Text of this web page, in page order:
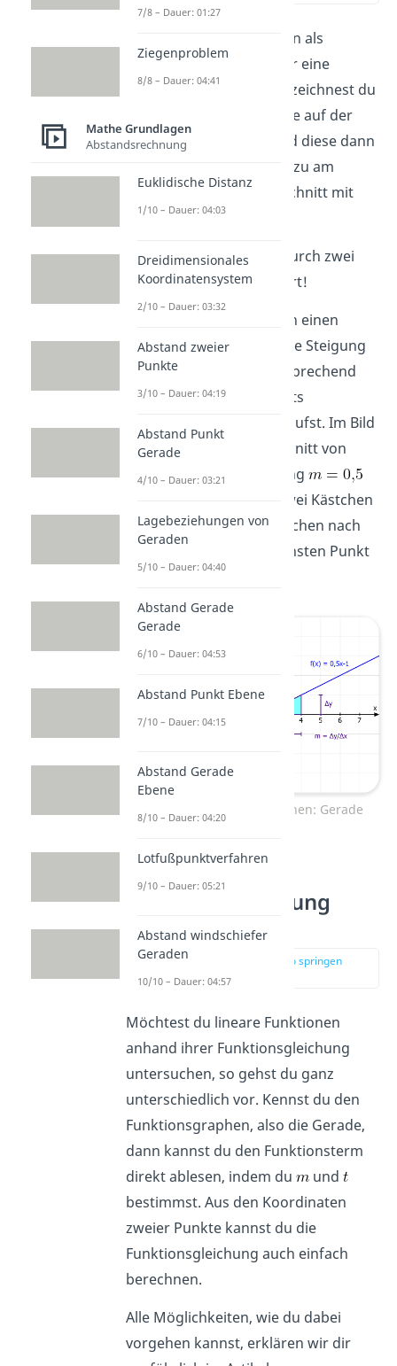
Lineare Funktionen haben als
Funktionsgraphen immer eine
Gerade. Am einfachsten zeichnest du
sie, indem du zwei Punkte auf der
Geraden berechnest, und diese dann
verbindest. Verwende dazu am
besten den y-Achsenabschnitt mit
den Koordinaten
Merke:Eine Gerade ist durch zwei
Punkte eindeutig definiert!
Alternativ kannst du auch einen
Punkt wählen und hier die Steigung
abtragen, indem du entsprechend
viele Kästchen nach rechts
beziehungsweise oben läufst. Im Bild
bei einem y-Achsenabschnitt von
und einer Steigung
bedeutet das, dass du zwei Kästchen
nach rechts und ein Kästchen nach
oben gehst, um den nächsten Punkt
zu erhalten.
Lineare Funktionen zeichnen: Gerade
Lineare
Funktionsgleichung
bestimmen
zur Stelle im Video springen
(03:02)
Möchtest du lineare Funktionen
anhand ihrer Funktionsgleichung
untersuchen, so gehst du ganz
unterschiedlich vor. Kennst du den
Funktionsgraphen, also die Gerade,
dann kannst du den Funktionsterm
direkt ablesen, indem du
und
bestimmst. Aus den Koordinaten
zweier Punkte kannst du die
Funktionsgleichung auch einfach
berechnen.
Alle Möglichkeiten, wie du dabei
vorgehen kannst, erklären wir dir
7/8 – Dauer: 01:27
Ziegenproblem
8/8 – Dauer: 04:41
Mathe Grundlagen
Abstandsrechnung
Euklidische Distanz
1/10 – Dauer: 04:03
Dreidimensionales
Koordinatensystem
2/10 – Dauer: 03:32
Abstand zweier
Punkte
3/10 – Dauer: 04:19
Abstand Punkt
Gerade
4/10 – Dauer: 03:21
Lagebeziehungen von
Geraden
5/10 – Dauer: 04:40
Abstand Gerade
Gerade
6/10 – Dauer: 04:53
Abstand Punkt Ebene
7/10 – Dauer: 04:15
Abstand Gerade
Ebene
8/10 – Dauer: 04:20
Lotfußpunktverfahren
9/10 – Dauer: 05:21
Abstand windschiefer
Geraden
10/10 – Dauer: 04:57